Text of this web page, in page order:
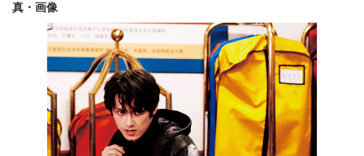
真・画像